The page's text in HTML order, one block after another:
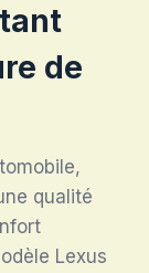
de
qualité
Lexus